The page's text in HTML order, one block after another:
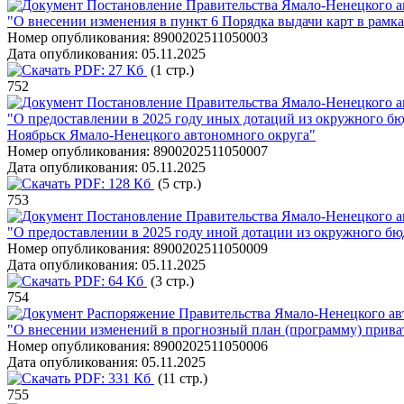
Постановление Правительства Ямало-Ненецкого
"О внесении изменения в пункт 6 Порядка выдачи карт в
Номер опубликования: 8900202511050003
Дата опубликования: 05.11.2025
PDF: 27 Кб (1 стр.)
752
Постановление Правительства Ямало-Ненецкого
"О предоставлении в 2025 году иных дотаций из окружного
Ноябрьск Ямало-Ненецкого автономного округа"
Номер опубликования: 8900202511050007
Дата опубликования: 05.11.2025
PDF: 128 Кб (5 стр.)
753
Постановление Правительства Ямало-Ненецкого
"О предоставлении в 2025 году иной дотации из окружного
Номер опубликования: 8900202511050009
Дата опубликования: 05.11.2025
PDF: 64 Кб (3 стр.)
754
Распоряжение Правительства Ямало-Ненецкого
"О внесении изменений в прогнозный план (программу)
Номер опубликования: 8900202511050006
Дата опубликования: 05.11.2025
PDF: 331 Кб (11 стр.)
755